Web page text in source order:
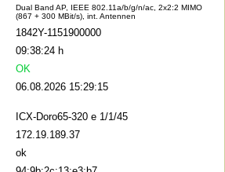
Dual Band AP, IEEE 802.11a/b/g/n/ac, 2x2:2 MIMO
(867 + 300 MBit/s), int. Antennen
1842Y-1151900000
09:38:24 h
OK
06.08.2026 15:29:15
ICX-Doro65-320 e 1/1/45
172.19.189.37
ok